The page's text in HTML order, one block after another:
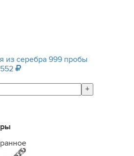
из серебра 999 пробы
+